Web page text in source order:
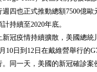
週四也正式推動總額7500億
持續至2020年底。
新冠疫情持續擴散，美國總統
10日到12日在戴維營舉行的
。同一天，美國的新冠確診案